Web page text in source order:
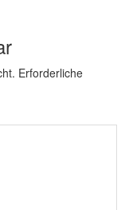
Erforderliche